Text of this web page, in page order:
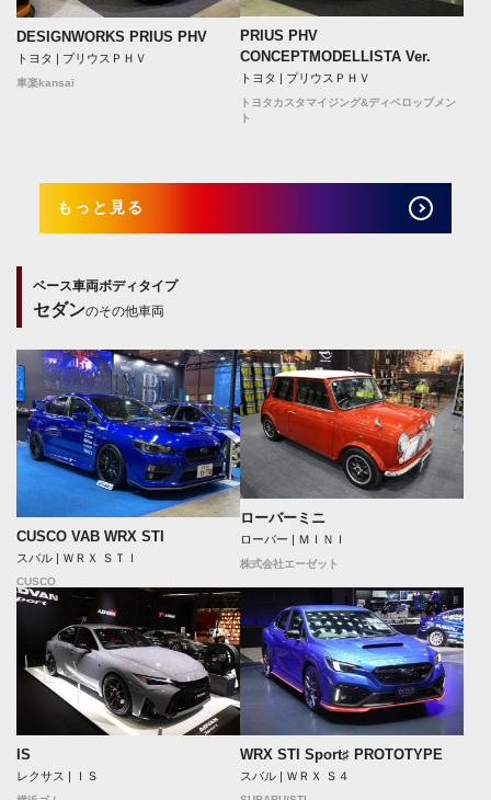
DESIGNWORKS PRIUS PHV
トヨタ | プリウスＰＨＶ
車楽kansai
PRIUS PHV
CONCEPTMODELLISTA Ver.
トヨタ | プリウスＰＨＶ
トヨタカスタマイジング&ディベロップメン
ト
もっと見る
ベース車両ボディタイプ
セダンのその他車両
CUSCO VAB WRX STI
スバル | ＷＲＸ ＳＴＩ
CUSCO
ローバーミニ
ローバー | ＭＩＮＩ
株式会社エーゼット
IS
レクサス | ＩＳ
WRX STI Sport♯ PROTOTYPE
スバル | ＷＲＸ Ｓ４